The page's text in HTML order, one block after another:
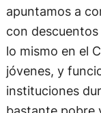
apuntamos a
con
lo mismo en el
jóvenes, y
instituciones